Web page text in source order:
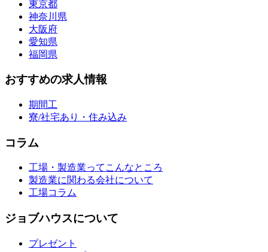
東京都
神奈川県
大阪府
愛知県
福岡県
おすすめの求人情報
期間工
寮/社宅あり・住み込み
コラム
工場・製造業ってこんなところ
製造業に関わる会社について
工場コラム
ジョブハウスについて
プレゼント